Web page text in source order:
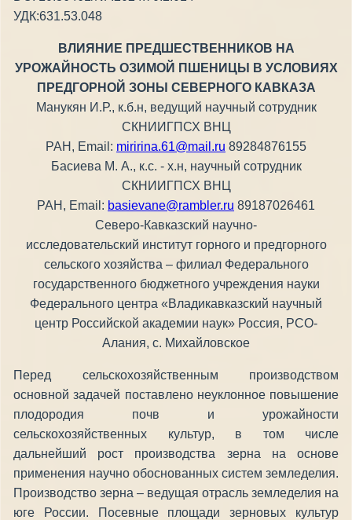
УДК:631.53.048
ВЛИЯНИЕ ПРЕДШЕСТВЕННИКОВ НА
УРОЖАЙНОСТЬ ОЗИМОЙ ПШЕНИЦЫ В УСЛОВИЯХ
ПРЕДГОРНОЙ ЗОНЫ СЕВЕРНОГО КАВКАЗА
Манукян И.Р., к.б.н, ведущий научный сотрудник
СКНИИГПСХ ВНЦ
РАН, Email: miririna.61@mail.ru 89284876155
Басиева М. А., к.с. - х.н, научный сотрудник
СКНИИГПСХ ВНЦ
РАН, Email: basievane@rambler.ru 89187026461
Северо-Кавказский научно-
исследовательский институт горного и предгорного
сельского хозяйства – филиал Федерального
государственного бюджетного учреждения науки
Федерального центра «Владикавказский научный
центр Российской академии наук» Россия, РСО-
Алания, с. Михайловское
Перед сельскохозяйственным производством
основной задачей поставлено неуклонное повышение
плодородия почв и урожайности
сельскохозяйственных культур, в том числе
дальнейший рост производства зерна на основе
применения научно обоснованных систем земледелия.
Производство зерна – ведущая отрасль земледелия на
юге России. Посевные площади зерновых культур